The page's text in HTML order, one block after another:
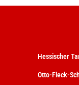
Hessischer
Otto-Fleck-